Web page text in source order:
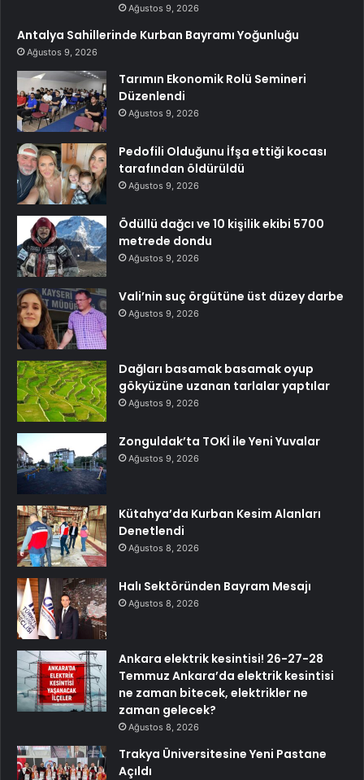
Ağustos 9, 2026
Antalya Sahillerinde Kurban Bayramı Yoğunluğu
Ağustos 9, 2026
Tarımın Ekonomik Rolü Semineri
Düzenlendi
Ağustos 9, 2026
Pedofili Olduğunu İfşa ettiği kocası
tarafından öldürüldü
Ağustos 9, 2026
Ödüllü dağcı ve 10 kişilik ekibi 5700
metrede dondu
Ağustos 9, 2026
Vali’nin suç örgütüne üst düzey darbe
Ağustos 9, 2026
Dağları basamak basamak oyup
gökyüzüne uzanan tarlalar yaptılar
Ağustos 9, 2026
Zonguldak’ta TOKİ ile Yeni Yuvalar
Ağustos 9, 2026
Kütahya’da Kurban Kesim Alanları
Denetlendi
Ağustos 8, 2026
Halı Sektöründen Bayram Mesajı
Ağustos 8, 2026
Ankara elektrik kesintisi! 26-27-28
Temmuz Ankara’da elektrik kesintisi
ne zaman bitecek, elektrikler ne
zaman gelecek?
Ağustos 8, 2026
Trakya Üniversitesine Yeni Pastane
Açıldı